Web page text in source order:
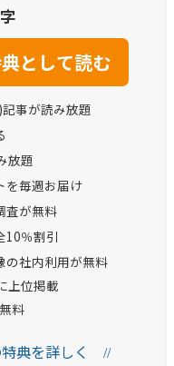
事が読み放題
放題
を毎週お届け
査が無料
10％割引
の社内利用が無料
上位掲載
料
典を詳しく //